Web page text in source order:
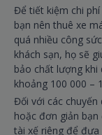
Để tiết kiệm chi
bạn nên thuê xe
quá nhiều công
khách sạn, họ sẽ
bảo chất lượng khi
khoảng 100 000 –
Đối với các chuyến
hoặc đơn giản
tài xế riêng để